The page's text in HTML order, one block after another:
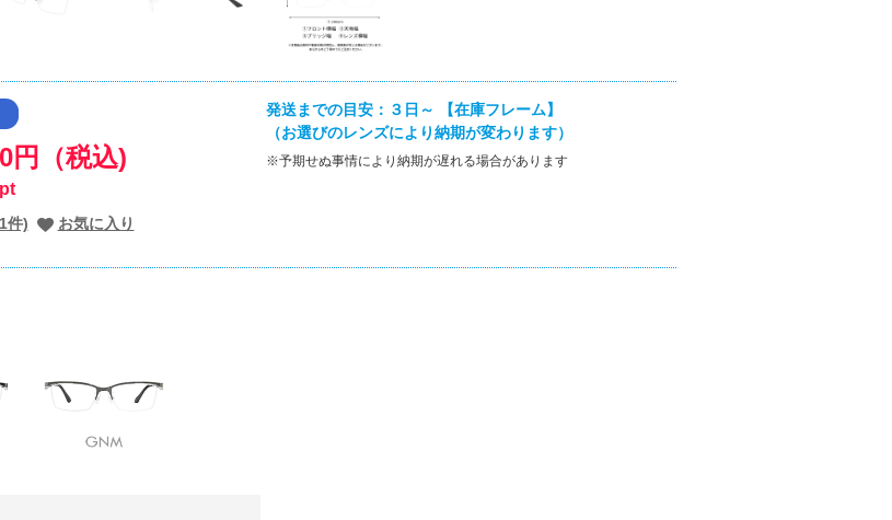
円（税込)
件) お気に入り
発送までの目安：３日～ 【在庫フレーム】
（お選びのレンズにより納期が変わります）
※予期せぬ事情により納期が遅れる場合があります